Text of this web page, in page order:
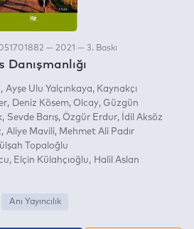
— 2021 — 3. Baskı
Danışmanlığı
Ayşe Ulu Yalçınkaya
Kaynakçı
Deniz Kösem Olcay Güzgün
Sevde Barış Özgür Erdur
İdil Aksöz
Aliye Mavili
Mehmet Ali Padır
Topaloğlu
Elçin Külahçıoğlu
Halil Aslan
Anı Yayıncılık